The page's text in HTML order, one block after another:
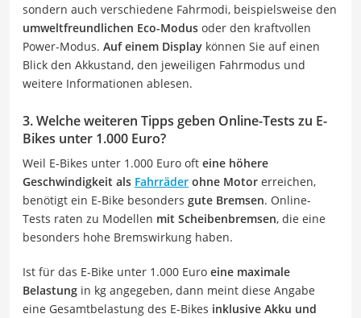
sondern auch verschiedene Fahrmodi, beispielsweise den
umweltfreundlichen Eco-Modus oder den kraftvollen
Power-Modus. Auf einem Display können Sie auf einen
Blick den Akkustand, den jeweiligen Fahrmodus und
weitere Informationen ablesen.
3. Welche weiteren Tipps geben Online-Tests zu E-
Bikes unter 1.000 Euro?
Weil E-Bikes unter 1.000 Euro oft eine höhere
Geschwindigkeit als Fahrräder ohne Motor erreichen,
benötigt ein E-Bike besonders gute Bremsen. Online-
Tests raten zu Modellen mit Scheibenbremsen, die eine
besonders hohe Bremswirkung haben.
Ist für das E-Bike unter 1.000 Euro eine maximale
Belastung in kg angegeben, dann meint diese Angabe
eine Gesamtbelastung des E-Bikes inklusive Akku und